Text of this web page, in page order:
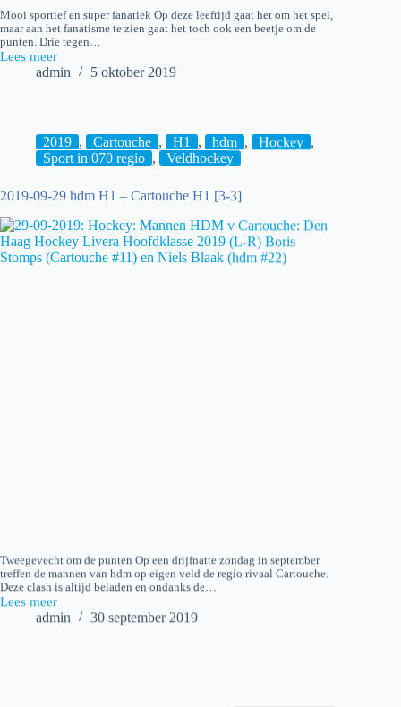
Mooi sportief en super fanatiek Op deze leeftijd gaat het om het spel,
maar aan het fanatisme te zien gaat het toch ook een beetje om de
punten. Drie tegen…
Lees meer
2019-
Zoetermeer
admin 5 oktober 2019
2019 , Cartouche , H1 , hdm , Hockey ,
Sport in 070 regio , Veldhockey
2019-09-29 hdm H1 – Cartouche H1 [3-3]
Tweegevecht om de punten Op een drijfnatte zondag in september
treffen de mannen van hdm op eigen veld de regio rivaal Cartouche.
Deze clash is altijd beladen en ondanks de…
Lees meer
2019-
admin 30 september 2019